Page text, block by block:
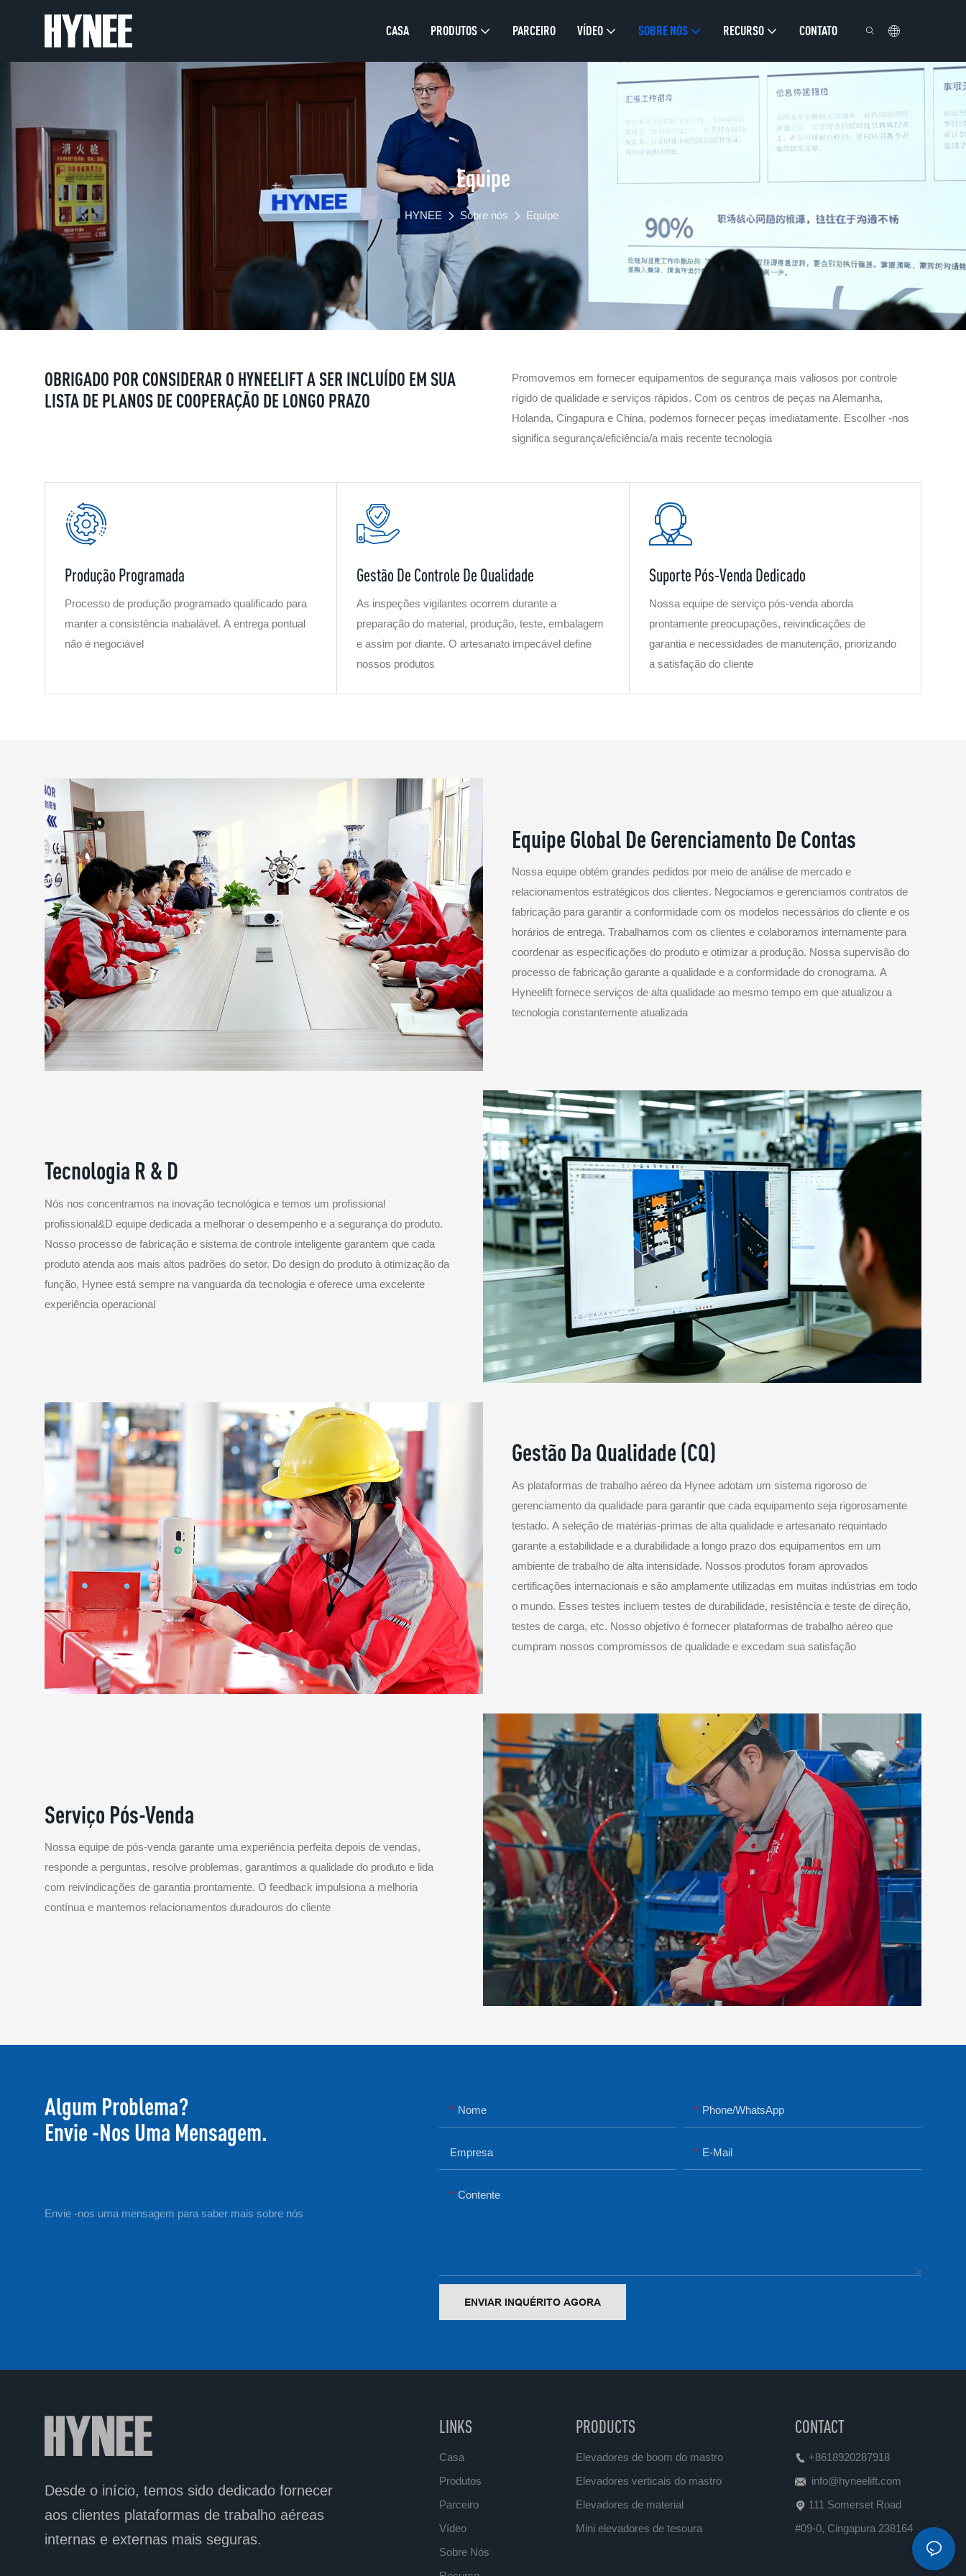
CASA PRODUTOS PARCEIRO VÍDEO SOBRE NÓS RECURSO CONTATO
Equipe
HYNEE Sobre nós Equipe
OBRIGADO POR CONSIDERAR O HYNEELIFT A SER INCLUÍDO EM SUA
LISTA DE PLANOS DE COOPERAÇÃO DE LONGO PRAZO
Promovemos em fornecer equipamentos de segurança mais valiosos por controle
rígido de qualidade e serviços rápidos. Com os centros de peças na Alemanha,
Holanda, Cingapura e China, podemos fornecer peças imediatamente. Escolher -nos
significa segurança/eficiência/a mais recente tecnologia
Produção Programada
Processo de produção programado qualificado para
manter a consistência inabalável. A entrega pontual
não é negociável
Gestão De Controle De Qualidade
As inspeções vigilantes ocorrem durante a
preparação do material, produção, teste, embalagem
e assim por diante. O artesanato impecável define
nossos produtos
Suporte Pós-Venda Dedicado
Nossa equipe de serviço pós-venda aborda
prontamente preocupações, reivindicações de
garantia e necessidades de manutenção, priorizando
a satisfação do cliente
Equipe Global De Gerenciamento De Contas
Nossa equipe obtém grandes pedidos por meio de análise de mercado e
relacionamentos estratégicos dos clientes. Negociamos e gerenciamos contratos de
fabricação para garantir a conformidade com os modelos necessários do cliente e os
horários de entrega. Trabalhamos com os clientes e colaboramos internamente para
coordenar as especificações do produto e otimizar a produção. Nossa supervisão do
processo de fabricação garante a qualidade e a conformidade do cronograma. A
Hyneelift fornece serviços de alta qualidade ao mesmo tempo em que atualizou a
tecnologia constantemente atualizada
Tecnologia R & D
Nós nos concentramos na inovação tecnológica e temos um profissional
profissional&D equipe dedicada a melhorar o desempenho e a segurança do produto.
Nosso processo de fabricação e sistema de controle inteligente garantem que cada
produto atenda aos mais altos padrões do setor. Do design do produto à otimização da
função, Hynee está sempre na vanguarda da tecnologia e oferece uma excelente
experiência operacional
Gestão Da Qualidade (CQ)
As plataformas de trabalho aéreo da Hynee adotam um sistema rigoroso de
gerenciamento da qualidade para garantir que cada equipamento seja rigorosamente
testado. A seleção de matérias-primas de alta qualidade e artesanato requintado
garante a estabilidade e a durabilidade a longo prazo dos equipamentos em um
ambiente de trabalho de alta intensidade. Nossos produtos foram aprovados
certificações internacionais e são amplamente utilizadas em muitas indústrias em todo
o mundo. Esses testes incluem testes de durabilidade, resistência e teste de direção,
testes de carga, etc. Nosso objetivo é fornecer plataformas de trabalho aéreo que
cumpram nossos compromissos de qualidade e excedam sua satisfação
Serviço Pós-Venda
Nossa equipe de pós-venda garante uma experiência perfeita depois de vendas,
responde a perguntas, resolve problemas, garantimos a qualidade do produto e lida
com reivindicações de garantia prontamente. O feedback impulsiona a melhoria
contínua e mantemos relacionamentos duradouros do cliente
Algum Problema?
Envie -nos Uma Mensagem.
Envie -nos uma mensagem para saber mais sobre nós
Nome Phone/whatsApp
Empresa E-Mail
Contente
ENVIAR INQUÉRITO AGORA
Desde o início, temos sido dedicado fornecer
aos clientes plataformas de trabalho aéreas
internas e externas mais seguras.
LINKS
Casa
Produtos
Parceiro
Vídeo
Sobre Nós
PRODUCTS
Elevadores de boom do mastro
Elevadores verticais do mastro
Elevadores de material
Mini elevadores de tesoura
CONTACT
+8618920287918
info@hyneelift.com
111 Somerset Road
#09-0, Cingapura 238164